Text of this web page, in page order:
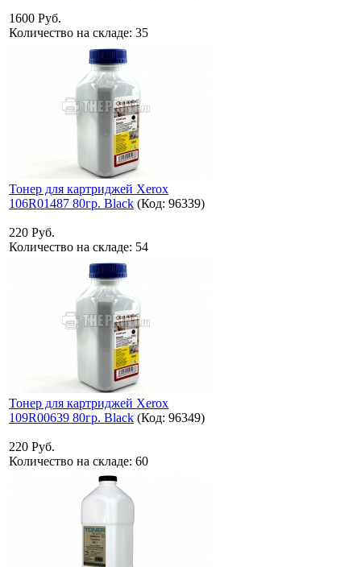
1600 Руб.
Количество на складе: 35
Тонер для картриджей Xerox
106R01487 80гр. Black (Код: 96339)
220 Руб.
Количество на складе: 54
Тонер для картриджей Xerox
109R00639 80гр. Black (Код: 96349)
220 Руб.
Количество на складе: 60